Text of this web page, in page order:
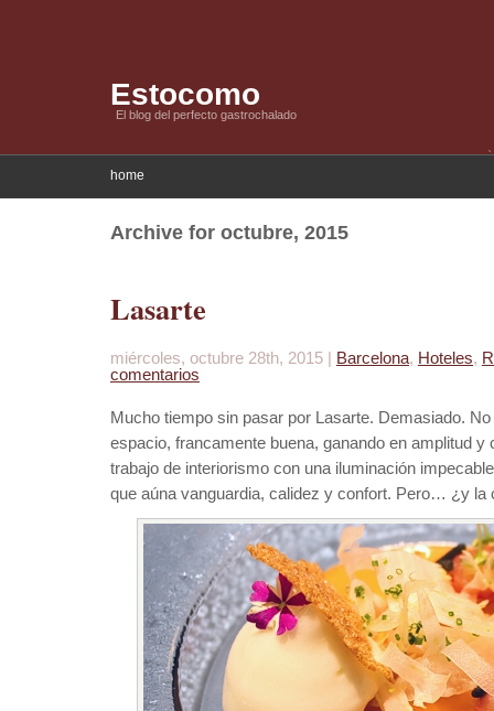
Estocomo
El blog del perfecto gastrochalado
home
Archive for octubre, 2015
Lasarte
miércoles, octubre 28th, 2015 | Barcelona, Hoteles,
comentarios
Mucho tiempo sin pasar por Lasarte. Demasiado.
espacio, francamente buena, ganando en amplitud y
trabajo de interiorismo con una iluminación
que aúna vanguardia, calidez y confort. Pero… ¿y la